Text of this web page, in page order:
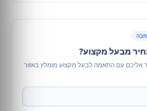
מבעל מקצוע?
אליכם עם התאמה לבעל מקצוע מומלץ באזור